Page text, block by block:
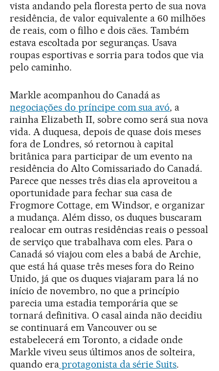
vista andando pela floresta perto de sua nova
residência, de valor equivalente a 60 milhões
de reais, com o filho e dois cães. Também
estava escoltada por seguranças. Usava
roupas esportivas e sorria para todos que via
pelo caminho.
Markle acompanhou do Canadá as
negociações do príncipe com sua avó, a
rainha Elizabeth II, sobre como será sua nova
vida. A duquesa, depois de quase dois meses
fora de Londres, só retornou à capital
britânica para participar de um evento na
residência do Alto Comissariado do Canadá.
Parece que nesses três dias ela aproveitou a
oportunidade para fechar sua casa de
Frogmore Cottage, em Windsor, e organizar
a mudança. Além disso, os duques buscaram
realocar em outras residências reais o pessoal
de serviço que trabalhava com eles. Para o
Canadá só viajou com eles a babá de Archie,
que está há quase três meses fora do Reino
Unido, já que os duques viajaram para lá no
início de novembro, no que a princípio
parecia uma estadia temporária que se
tornará definitiva. O casal ainda não decidiu
se continuará em Vancouver ou se
estabelecerá em Toronto, a cidade onde
Markle viveu seus últimos anos de solteira,
quando eraprotagonista da série Suits.